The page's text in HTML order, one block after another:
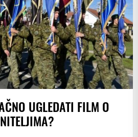
UGLEDATI FILM O